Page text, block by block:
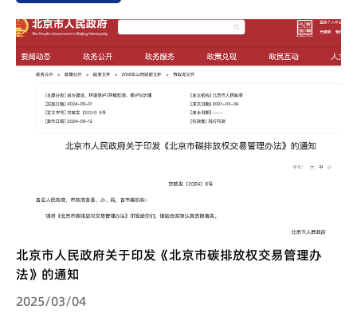
北京市人民政府关于印发《北京市碳排放权交易管理办
法》的通知
2025/03/04